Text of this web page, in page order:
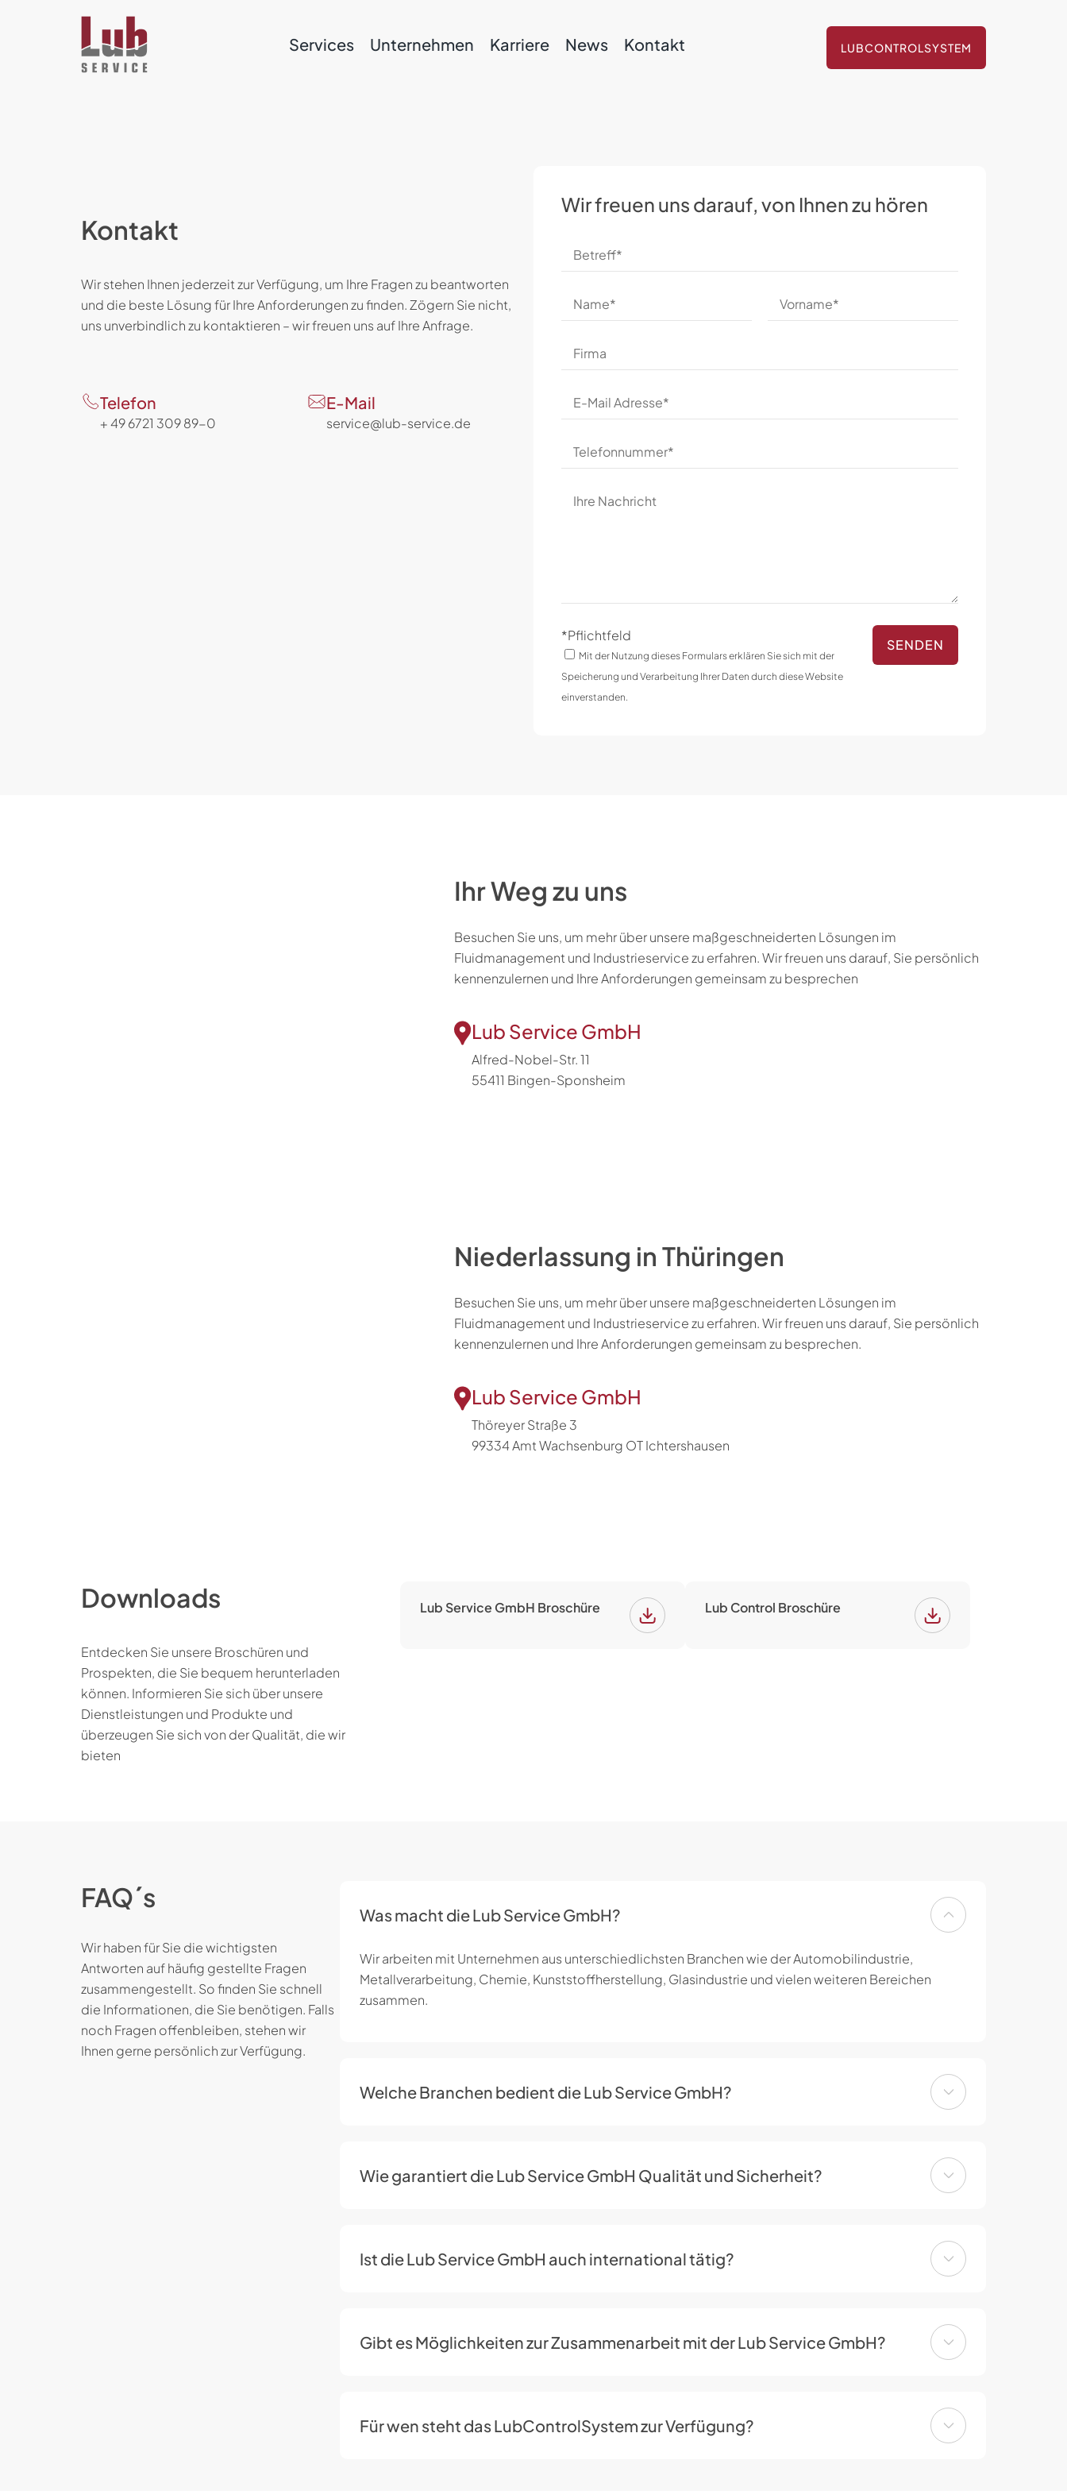
Services Unternehmen Karriere News Kontakt LUBCONTROLSYSTEM
Kontakt
Wir stehen Ihnen jederzeit zur Verfügung, um Ihre Fragen zu beantworten
und die beste Lösung für Ihre Anforderungen zu finden. Zögern Sie nicht,
uns unverbindlich zu kontaktieren – wir freuen uns auf Ihre Anfrage.
Telefon
+ 49 6721 309 89-0
E-Mail
service@lub-service.de
Wir freuen uns darauf, von Ihnen zu hören
Betreff
Name Vorname
Firma
(optional)
E-
Mail
Telefonnummer
Ihre
*Pflichtfeld
Mit der Nutzung dieses Formulars erklären Sie sich mit der
Speicherung und Verarbeitung Ihrer Daten durch diese Website
einverstanden.
Ihr Weg zu uns
Besuchen Sie uns, um mehr über unsere maßgeschneiderten Lösungen im
Fluidmanagement und Industrieservice zu erfahren. Wir freuen uns darauf, Sie persönlich
kennenzulernen und Ihre Anforderungen gemeinsam zu besprechen
Lub Service GmbH
Alfred-Nobel-Str. 11
55411 Bingen-Sponsheim
Niederlassung in Thüringen
Besuchen Sie uns, um mehr über unsere maßgeschneiderten Lösungen im
Fluidmanagement und Industrieservice zu erfahren. Wir freuen uns darauf, Sie persönlich
kennenzulernen und Ihre Anforderungen gemeinsam zu besprechen.
Lub Service GmbH
Thöreyer Straße 3
99334 Amt Wachsenburg OT Ichtershausen
Downloads
Entdecken Sie unsere Broschüren und
Prospekten, die Sie bequem herunterladen
können. Informieren Sie sich über unsere
Dienstleistungen und Produkte und
überzeugen Sie sich von der Qualität, die wir
bieten
Lub Service GmbH Broschüre Lub Control Broschüre
FAQ´s
Wir haben für Sie die wichtigsten
Antworten auf häufig gestellte Fragen
zusammengestellt. So finden Sie schnell
die Informationen, die Sie benötigen. Falls
noch Fragen offenbleiben, stehen wir
Ihnen gerne persönlich zur Verfügung.
Was macht die Lub Service GmbH?
Wir arbeiten mit Unternehmen aus unterschiedlichsten Branchen wie der Automobilindustrie,
Metallverarbeitung, Chemie, Kunststoffherstellung, Glasindustrie und vielen weiteren Bereichen
zusammen.
Welche Branchen bedient die Lub Service GmbH?
Wie garantiert die Lub Service GmbH Qualität und Sicherheit?
Ist die Lub Service GmbH auch international tätig?
Gibt es Möglichkeiten zur Zusammenarbeit mit der Lub Service GmbH?
Für wen steht das LubControlSystem zur Verfügung?